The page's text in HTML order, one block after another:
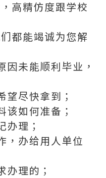
高精仿度跟学校
都能竭诚为您解
因未能顺利毕业，
望尽快拿到；
该如何准备；
办理；
，办给用人单位
办理的；